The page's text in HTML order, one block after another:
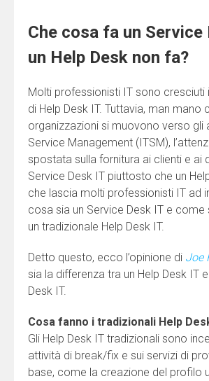
Che cosa fa un Service
un Help Desk non fa?
Molti professionisti IT sono cresciuti
di Help Desk IT. Tuttavia, man mano
organizzazioni si muovono verso gli
Service Management (ITSM),
spostata sulla fornitura ai clienti e ai
Service Desk IT piuttosto che un
che lascia molti professionisti IT ad
cosa sia un Service Desk IT e come
un tradizionale Help Desk IT.
Detto questo, ecco l’opinione di Joe
sia la differenza tra un Help Desk IT
Desk IT.
Cosa fanno i tradizionali Help
Gli Help Desk IT tradizionali sono
attività di break/fix e sui servizi di
base, come la creazione del profilo